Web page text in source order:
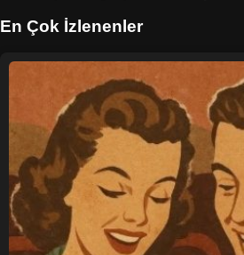
En Çok İzlenenler